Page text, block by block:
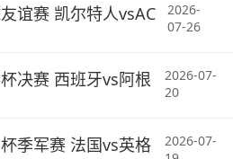
谊赛 凯尔特人vsAC
2026-
07-26
决赛 西班牙vs阿根
2026-07-
20
季军赛 法国vs英格
2026-07-